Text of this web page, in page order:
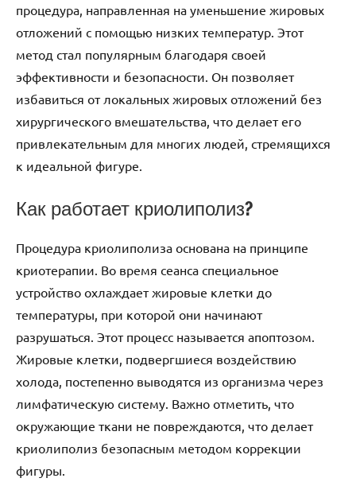
процедура, направленная на уменьшение жировых
отложений с помощью низких температур. Этот
метод стал популярным благодаря своей
эффективности и безопасности. Он позволяет
избавиться от локальных жировых отложений без
хирургического вмешательства, что делает его
привлекательным для многих людей, стремящихся
к идеальной фигуре.
Как работает криолиполиз?
Процедура криолиполиза основана на принципе
криотерапии. Во время сеанса специальное
устройство охлаждает жировые клетки до
температуры, при которой они начинают
разрушаться. Этот процесс называется апоптозом.
Жировые клетки, подвергшиеся воздействию
холода, постепенно выводятся из организма через
лимфатическую систему. Важно отметить, что
окружающие ткани не повреждаются, что делает
криолиполиз безопасным методом коррекции
фигуры.